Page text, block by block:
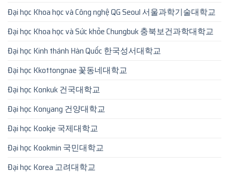
Đại học Khoa học và Công nghệ QG Seoul 서울과학기술대학교
Đại học Khoa học và Sức khỏe Chungbuk 충북보건과학대학교
Đại học Kinh thánh Hàn Quốc 한국성서대학교
Đại học Kkottongnae 꽃동네대학교
Đại học Konkuk 건국대학교
Đại học Konyang 건양대학교
Đại học Kookje 국제대학교
Đại học Kookmin 국민대학교
Đại học Korea 고려대학교